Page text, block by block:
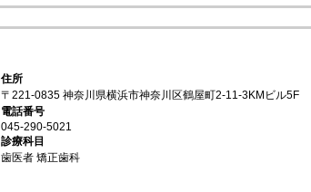
住所
〒221-0835 神奈川県横浜市神奈川区鶴屋町2-11-3KMビル5F
電話番号
045-290-5021
診療科目
歯医者 矯正歯科